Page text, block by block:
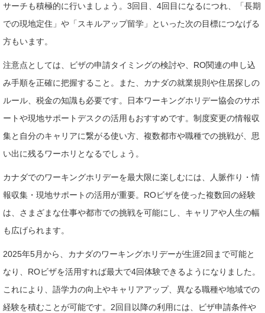
サーチも積極的に行いましょう。3回目、4回目になるにつれ、「長期
での現地定住」や「スキルアップ留学」といった次の目標につなげる
方もいます。
注意点としては、ビザの申請タイミングの検討や、RO関連の申し込
み手順を正確に把握すること。また、カナダの就業規則や住居探しの
ルール、税金の知識も必要です。日本ワーキングホリデー協会のサポ
ートや現地サポートデスクの活用もおすすめです。制度変更の情報収
集と自分のキャリアに繋がる使い方、複数都市や職種での挑戦が、思
い出に残るワーホリとなるでしょう。
カナダでのワーキングホリデーを最大限に楽しむには、人脈作り・情
報収集・現地サポートの活用が重要。ROビザを使った複数回の経験
は、さまざまな仕事や都市での挑戦を可能にし、キャリアや人生の幅
も広げられます。
2025年5月から、カナダのワーキングホリデーが生涯2回まで可能と
なり、ROビザを活用すれば最大で4回体験できるようになりました。
これにより、語学力の向上やキャリアアップ、異なる職種や地域での
経験を積むことが可能です。2回目以降の利用には、ビザ申請条件や